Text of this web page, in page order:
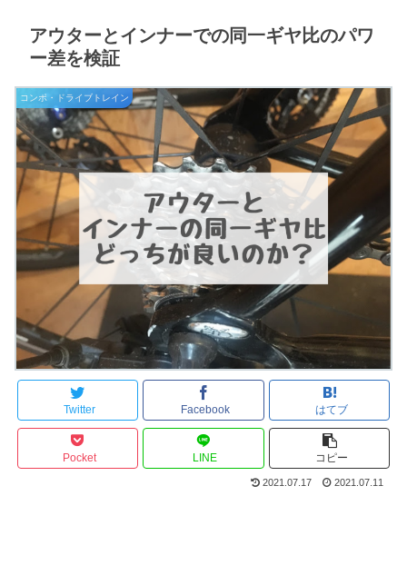
アウターとインナーでの同一ギヤ比のパワ
ー差を検証
コンポ・ドライブトレイン
Twitter Facebook はてブ
Pocket LINE コピー
2021.07.17 2021.07.11